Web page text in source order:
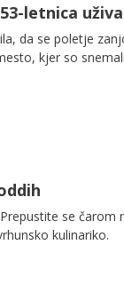
letnica
da se poletje
kjer so
se čarom
kulinariko.